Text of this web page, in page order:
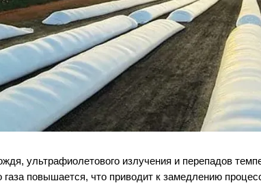
ультрафиолетового излучения и перепадов
повышается, что приводит к замедлению